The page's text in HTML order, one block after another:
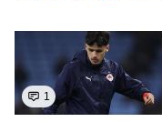
1